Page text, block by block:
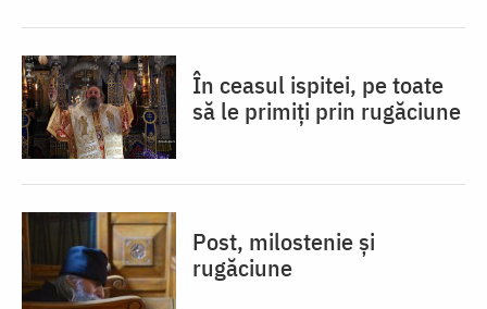
În ceasul ispitei, pe toate
să le primiți prin rugăciune
Post, milostenie și
rugăciune